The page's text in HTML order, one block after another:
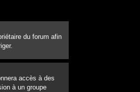
du forum afin
accès à des
à un groupe